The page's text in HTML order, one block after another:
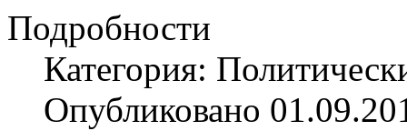
Подробности
Категория:
Опубликовано